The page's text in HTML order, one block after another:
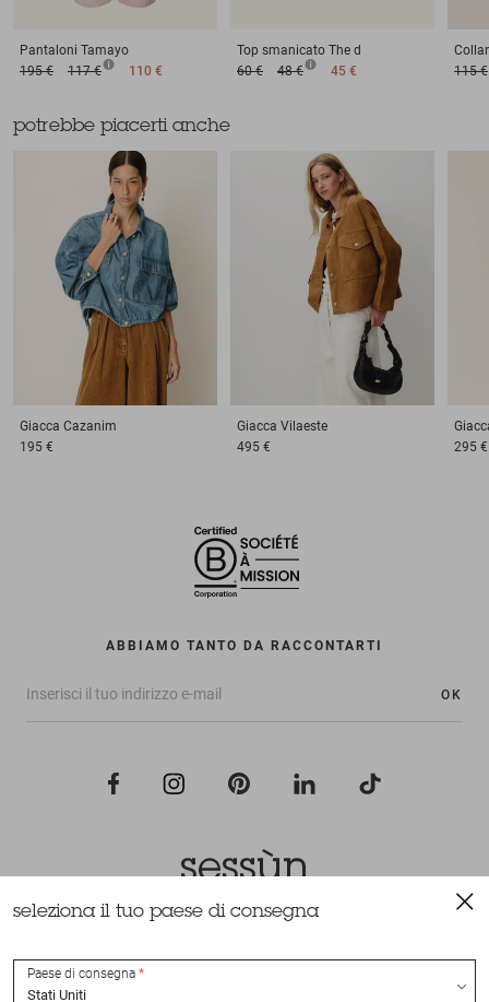
Pantaloni Tamayo
195 €
117 € 110 €
Top smanicato The d
60 €
48 € 45 €
115 €
potrebbe piacerti anche
Giacca Cazanim
195 €
Giacca Vilaeste
495 €
295 €
ABBIAMO TANTO DA RACCONTARTI
OK
Tutti i diritti riservati Sessùn 2022
seleziona il tuo paese di consegna
Paese di consegna